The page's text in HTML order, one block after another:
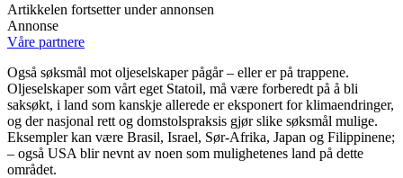
Artikkelen fortsetter under annonsen
Annonse
Våre partnere
Også søksmål mot oljeselskaper pågår – eller er på trappene.
Oljeselskaper som vårt eget Statoil, må være forberedt på å bli
saksøkt, i land som kanskje allerede er eksponert for klimaendringer,
og der nasjonal rett og domstolspraksis gjør slike søksmål mulige.
Eksempler kan være Brasil, Israel, Sør-Afrika, Japan og Filippinene;
– også USA blir nevnt av noen som mulighetenes land på dette
området.